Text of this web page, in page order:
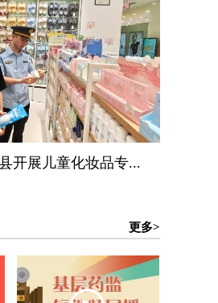
开展儿童化妆品专...
更多>